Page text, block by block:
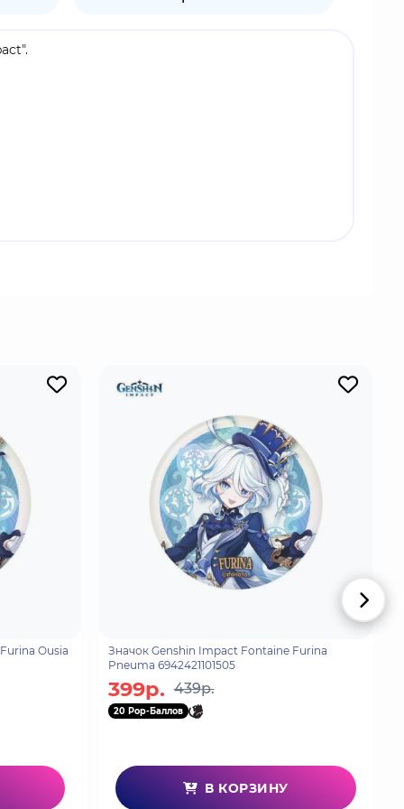
осколок, созданный реакцией Кристалл,
Ousia
Значок Genshin Impact Fontaine Furina
Pneuma 6942421101505
399р. 439р.
20 Pop-Баллов
В КОРЗИНУ